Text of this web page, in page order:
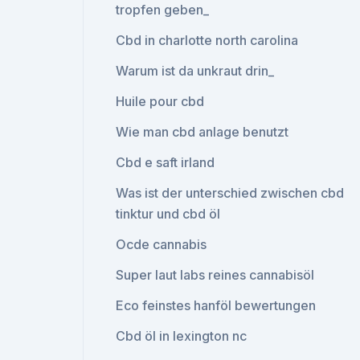
tropfen geben_
Cbd in charlotte north carolina
Warum ist da unkraut drin_
Huile pour cbd
Wie man cbd anlage benutzt
Cbd e saft irland
Was ist der unterschied zwischen cbd
tinktur und cbd öl
Ocde cannabis
Super laut labs reines cannabisöl
Eco feinstes hanföl bewertungen
Cbd öl in lexington nc